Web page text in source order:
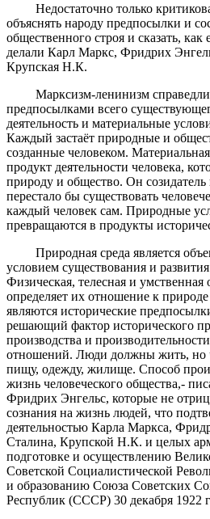
Недостаточно только
объяснять народу предпосылки и
общественного строя и сказать, как
делали Карл Маркс, Фридрих
Крупская Н.К.
Марксизм-ленинизм
предпосылками всего
деятельность и материальные
Каждый застаёт природные и
созданные человеком.
продукт деятельности человека,
природу и общество. Он созидатель
перестало бы существовать
каждый человек сам. Природные
превращаются в продукты
Природная среда является
условием существования и
Физическая, телесная и умственная
определяет их отношение к
являются исторические
решающий фактор исторического
производства и
отношений. Люди должны жить, но
пищу, одежду, жилище. Способ
жизнь человеческого общества,-
Фридрих Энгельс, которые не
сознания на жизнь людей, что
деятельностью Карла Маркса,
Сталина, Крупской Н.К. и целых
подготовке и осуществлению
Советской Социалистической
и образованию Союза Советских
Республик (СССР) 30 декабря 1922